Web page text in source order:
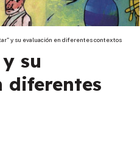
y su evaluación en diferentes contextos
su
diferentes